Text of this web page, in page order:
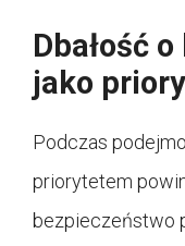
Dbałość
jako
Podczas
priorytetem
bezpieczeństwo